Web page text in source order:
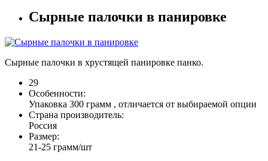
Сырные палочки в панировке
Сырные палочки в хрустящей панировке панко.
29
Особенности:
Упаковка 300 грамм , отличается от выбираемой опции
Страна производитель:
Россия
Размер:
21-25 грамм/шт